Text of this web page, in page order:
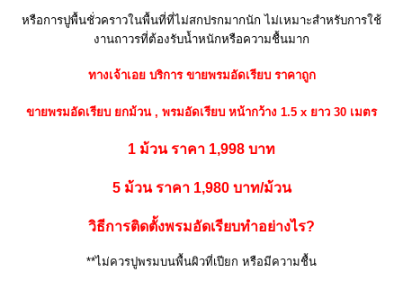
หรือการปูพื้นชั่วคราวในพื้นที่ที่ไม่สกปรกมากนัก ไม่เหมาะสำหรับการใช้
งานถาวรที่ต้องรับน้ำหนักหรือความชื้นมาก
ทางเจ้าเอย บริการ ขายพรมอัดเรียบ ราคาถูก
ขายพรมอัดเรียบ ยกม้วน , พรมอัดเรียบ หน้ากว้าง 1.5 x ยาว 30 เมตร
1 ม้วน ราคา 1,998 บาท
5 ม้วน ราคา 1,980 บาท/ม้วน
วิธีการติดตั้งพรมอัดเรียบทำอย่างไร?
**ไม่ควรปูพรมบนพื้นผิวที่เปียก หรือมีความชื้น